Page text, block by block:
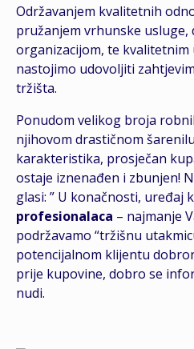
Održavanjem kvalitetnih
pružanjem vrhunske
organizacijom, te
nastojimo udovoljiti
tržišta.
Ponudom velikog broja
njihovom drastičnom
karakteristika, prosječan
ostaje iznenađen i zbunjen!
glasi: ” U konačnosti, uređaj
profesionalaca – najmanje
podržavamo “tržišnu
potencijalnom klijentu
prije kupovine, dobro se
nudi.